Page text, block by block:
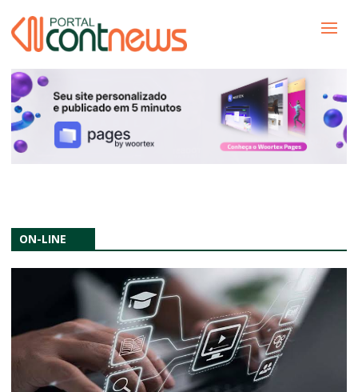
ON-LINE